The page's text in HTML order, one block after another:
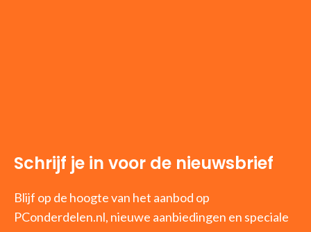
Schrijf je in voor de nieuwsbrief
Blijf op de hoogte van het aanbod op
PConderdelen.nl, nieuwe aanbiedingen en speciale